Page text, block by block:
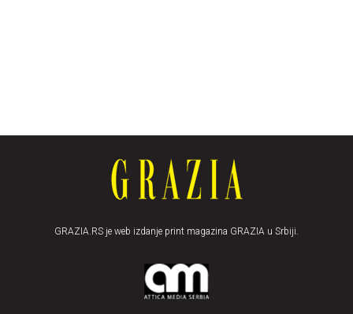
GRAZIA.RS je web izdanje print magazina GRAZIA u Srbiji.